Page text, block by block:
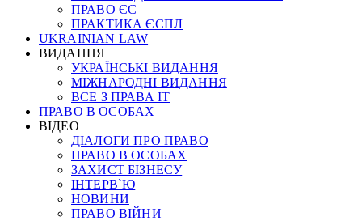
ПРАВО ЄС
ПРАКТИКА ЄСПЛ
UKRAINIAN LAW
ВИДАННЯ
УКРАЇНСЬКІ ВИДАННЯ
МІЖНАРОДНІ ВИДАННЯ
ВСЕ З ПРАВА ІТ
ПРАВО В ОСОБАХ
ВІДЕО
ДІАЛОГИ ПРО ПРАВО
ПРАВО В ОСОБАХ
ЗАХИСТ БІЗНЕСУ
ІНТЕРВ`Ю
НОВИНИ
ПРАВО ВІЙНИ